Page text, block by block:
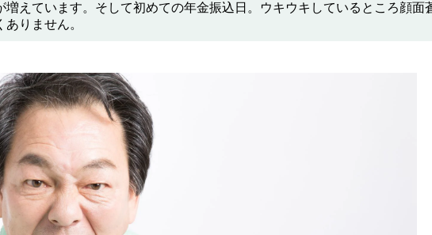
増えています。そして初めての年金振込日。ウキウキしているところ顔面
りません。